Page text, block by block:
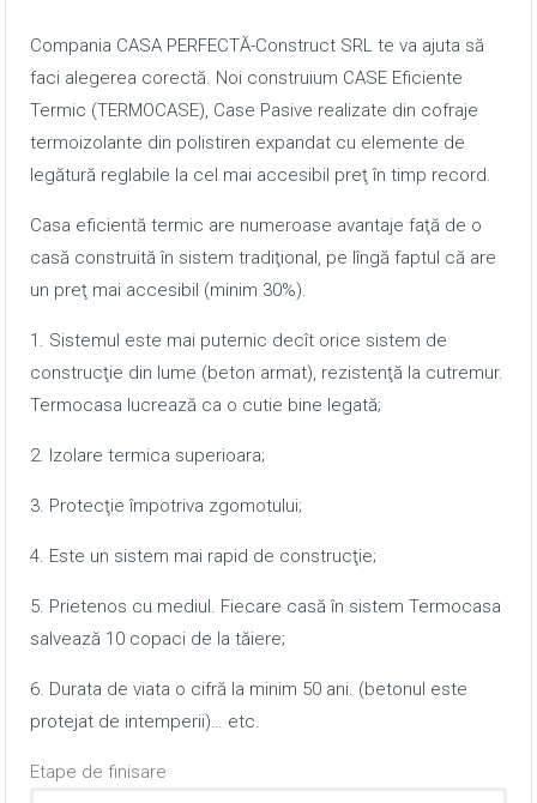
Compania CASA PERFECTĂ-Construct SRL te va ajuta să
faci alegerea corectă. Noi construium CASE Eficiente
Termic (TERMOCASE), Case Pasive realizate din cofraje
termoizolante din polistiren expandat cu elemente de
legătură reglabile la cel mai accesibil preţ în timp record.
Casa eficientă termic are numeroase avantaje faţă de o
casă construită în sistem tradiţional, pe lîngă faptul că are
un preţ mai accesibil (minim 30%).
1. Sistemul este mai puternic decît orice sistem de
construcţie din lume (beton armat), rezistenţă la cutremur.
Termocasa lucrează ca o cutie bine legată;
2. Izolare termica superioara;
3. Protecţie împotriva zgomotului;
4. Este un sistem mai rapid de construcţie;
5. Prietenos cu mediul. Fiecare casă în sistem Termocasa
salvează 10 copaci de la tăiere;
6. Durata de viata o cifră la minim 50 ani. (betonul este
protejat de intemperii)… etc.
Etape de finisare